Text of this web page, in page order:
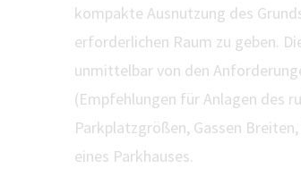
kompakte Ausnutzung des
erforderlichen Raum zu geben.
unmittelbar von den
(Empfehlungen für Anlagen des
Parkplatzgrößen, Gassen
eines Parkhauses.